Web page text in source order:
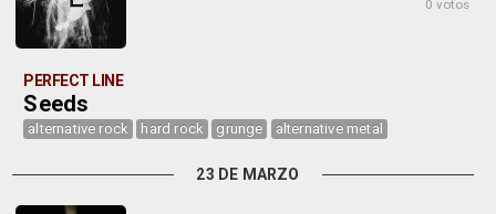
0 votos
PERFECT LINE
Seeds
alternative rock hard rock grunge alternative metal
23 DE MARZO